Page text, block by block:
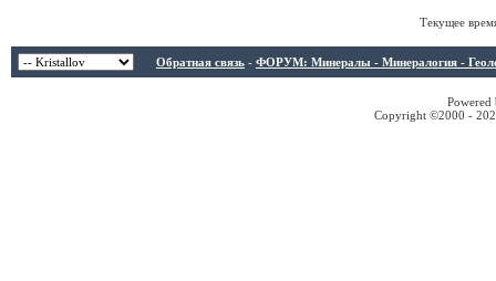
Текущее
Обратная связь - ФОРУМ: Минералы - Минералогия -
Copyright ©2000 -